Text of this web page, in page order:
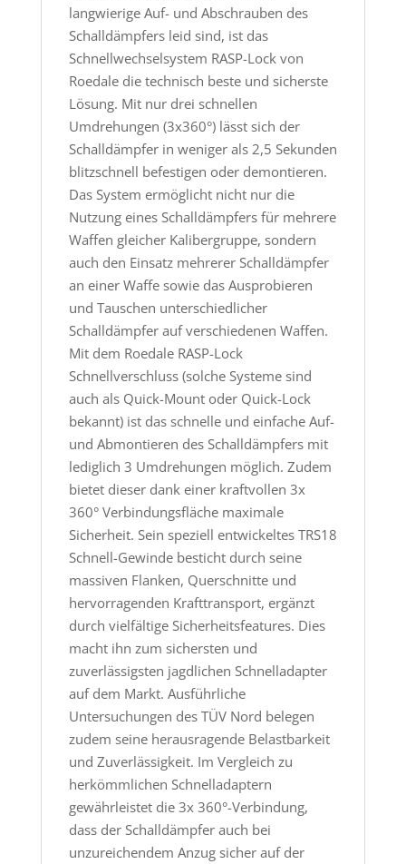
langwierige Auf- und Abschrauben des
Schalldämpfers leid sind, ist das
Schnellwechselsystem RASP-Lock von
Roedale die technisch beste und sicherste
Lösung. Mit nur drei schnellen
Umdrehungen (3x360°) lässt sich der
Schalldämpfer in weniger als 2,5 Sekunden
blitzschnell befestigen oder demontieren.
Das System ermöglicht nicht nur die
Nutzung eines Schalldämpfers für mehrere
Waffen gleicher Kalibergruppe, sondern
auch den Einsatz mehrerer Schalldämpfer
an einer Waffe sowie das Ausprobieren
und Tauschen unterschiedlicher
Schalldämpfer auf verschiedenen Waffen.
Mit dem Roedale RASP-Lock
Schnellverschluss (solche Systeme sind
auch als Quick-Mount oder Quick-Lock
bekannt) ist das schnelle und einfache Auf-
und Abmontieren des Schalldämpfers mit
lediglich 3 Umdrehungen möglich. Zudem
bietet dieser dank einer kraftvollen 3x
360° Verbindungsfläche maximale
Sicherheit. Sein speziell entwickeltes TRS18
Schnell-Gewinde besticht durch seine
massiven Flanken, Querschnitte und
hervorragenden Krafttransport, ergänzt
durch vielfältige Sicherheitsfeatures. Dies
macht ihn zum sichersten und
zuverlässigsten jagdlichen Schnelladapter
auf dem Markt. Ausführliche
Untersuchungen des TÜV Nord belegen
zudem seine herausragende Belastbarkeit
und Zuverlässigkeit. Im Vergleich zu
herkömmlichen Schnelladaptern
gewährleistet die 3x 360°-Verbindung,
dass der Schalldämpfer auch bei
unzureichendem Anzug sicher auf der